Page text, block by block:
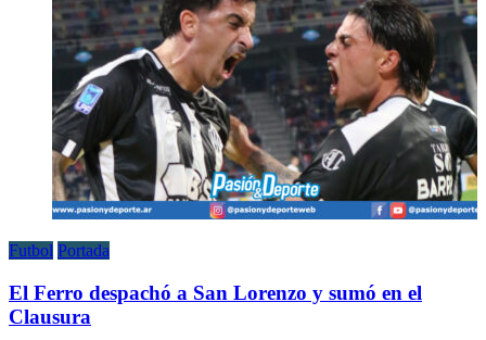
Futbol Portada
El Ferro despachó a San Lorenzo y sumó en el
Clausura